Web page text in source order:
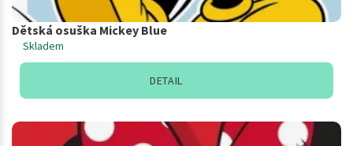
Dětská osuška Mickey Blue
Skladem
DETAIL